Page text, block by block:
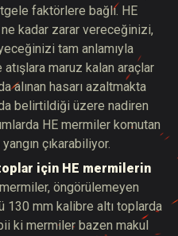
faktörlere bağlı. HE
kadar zarar vereceğinizi,
tam anlamıyla
maruz kalan araçlar
alınan hasarı azaltmakta
belirtildiği üzere nadiren
HE mermiler komutan
çıkarabiliyor.
için HE mermilerin
öngörülemeyen
130 mm kalibre altı toplarda
ki mermiler bazen makul